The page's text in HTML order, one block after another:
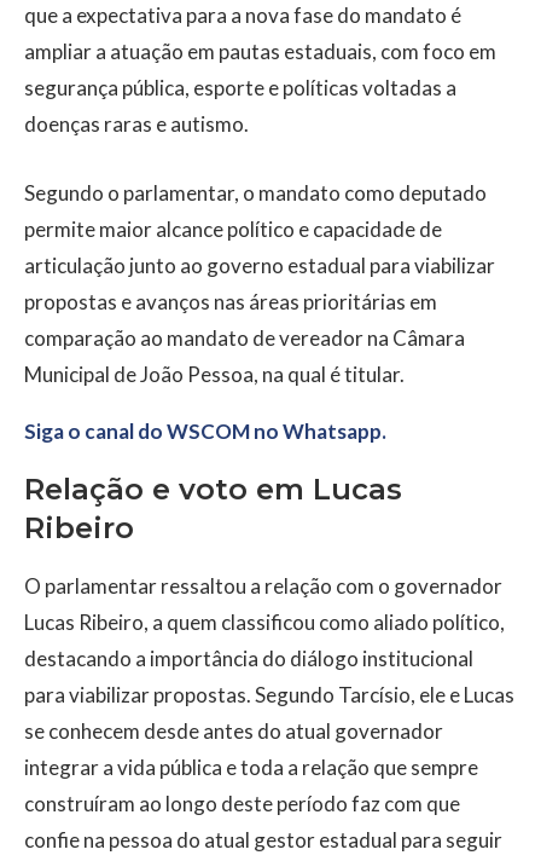
que a expectativa para a nova fase do mandato é
ampliar a atuação em pautas estaduais, com foco em
segurança pública, esporte e políticas voltadas a
doenças raras e autismo.
Segundo o parlamentar, o mandato como deputado
permite maior alcance político e capacidade de
articulação junto ao governo estadual para viabilizar
propostas e avanços nas áreas prioritárias em
comparação ao mandato de vereador na Câmara
Municipal de João Pessoa, na qual é titular.
Siga o canal do WSCOM no Whatsapp.
Relação e voto em Lucas
Ribeiro
O parlamentar ressaltou a relação com o governador
Lucas Ribeiro, a quem classificou como aliado político,
destacando a importância do diálogo institucional
para viabilizar propostas. Segundo Tarcísio, ele e Lucas
se conhecem desde antes do atual governador
integrar a vida pública e toda a relação que sempre
construíram ao longo deste período faz com que
confie na pessoa do atual gestor estadual para seguir